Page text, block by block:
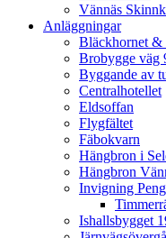
Vännäs
Anläggningar
Bläckhornet &
Brobygge väg
Byggande av
Centralhotellet
Eldsoffan
Flygfältet
Fäbokvarn
Hängbron i
Hängbron
Invigning
Ishallsbygget